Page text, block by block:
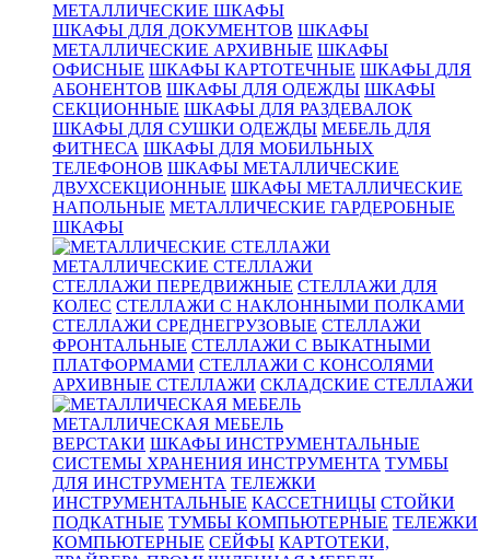
МЕТАЛЛИЧЕСКИЕ ШКАФЫ
ШКАФЫ ДЛЯ ДОКУМЕНТОВ ШКАФЫ
МЕТАЛЛИЧЕСКИЕ АРХИВНЫЕ ШКАФЫ
ОФИСНЫЕ ШКАФЫ КАРТОТЕЧНЫЕ ШКАФЫ ДЛЯ
АБОНЕНТОВ ШКАФЫ ДЛЯ ОДЕЖДЫ ШКАФЫ
СЕКЦИОННЫЕ ШКАФЫ ДЛЯ РАЗДЕВАЛОК
ШКАФЫ ДЛЯ СУШКИ ОДЕЖДЫ МЕБЕЛЬ ДЛЯ
ФИТНЕСА ШКАФЫ ДЛЯ МОБИЛЬНЫХ
ТЕЛЕФОНОВ ШКАФЫ МЕТАЛЛИЧЕСКИЕ
ДВУХСЕКЦИОННЫЕ ШКАФЫ МЕТАЛЛИЧЕСКИЕ
НАПОЛЬНЫЕ МЕТАЛЛИЧЕСКИЕ ГАРДЕРОБНЫЕ
ШКАФЫ
МЕТАЛЛИЧЕСКИЕ СТЕЛЛАЖИ
СТЕЛЛАЖИ ПЕРЕДВИЖНЫЕ СТЕЛЛАЖИ ДЛЯ
КОЛЕС СТЕЛЛАЖИ С НАКЛОННЫМИ ПОЛКАМИ
СТЕЛЛАЖИ СРЕДНЕГРУЗОВЫЕ СТЕЛЛАЖИ
ФРОНТАЛЬНЫЕ СТЕЛЛАЖИ С ВЫКАТНЫМИ
ПЛАТФОРМАМИ СТЕЛЛАЖИ С КОНСОЛЯМИ
АРХИВНЫЕ СТЕЛЛАЖИ СКЛАДСКИЕ СТЕЛЛАЖИ
МЕТАЛЛИЧЕСКАЯ МЕБЕЛЬ
ВЕРСТАКИ ШКАФЫ ИНСТРУМЕНТАЛЬНЫЕ
СИСТЕМЫ ХРАНЕНИЯ ИНСТРУМЕНТА ТУМБЫ
ДЛЯ ИНСТРУМЕНТА ТЕЛЕЖКИ
ИНСТРУМЕНТАЛЬНЫЕ КАССЕТНИЦЫ СТОЙКИ
ПОДКАТНЫЕ ТУМБЫ КОМПЬЮТЕРНЫЕ ТЕЛЕЖКИ
КОМПЬЮТЕРНЫЕ СЕЙФЫ КАРТОТЕКИ,